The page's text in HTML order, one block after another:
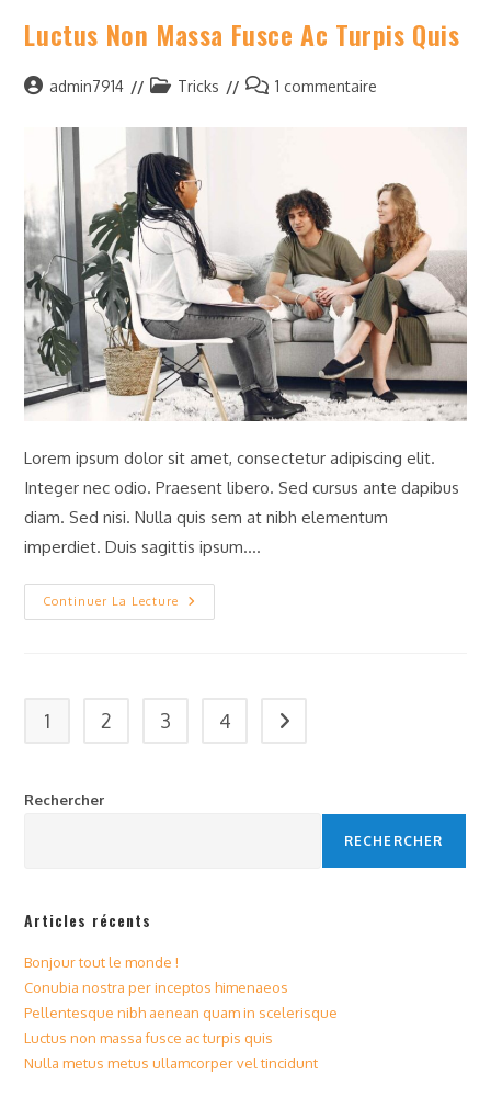
Luctus Non Massa Fusce Ac Turpis Quis
Auteur/autrice
publication :
admin7914
PostTricks
Commentaires
1 commentaire
Lorem ipsum dolor sit amet, consectetur adipiscing elit.
Integer nec odio. Praesent libero. Sed cursus ante dapibus
diam. Sed nisi. Nulla quis sem at nibh elementum
imperdiet. Duis sagittis ipsum.…
Continuer La Lecture
Luctus
Non
1 2 3 4 Aller à la page suivante
Rechercher
RECHERCHER
Articles récents
Bonjour tout le monde !
Conubia nostra per inceptos himenaeos
Pellentesque nibh aenean quam in scelerisque
Luctus non massa fusce ac turpis quis
Nulla metus metus ullamcorper vel tincidunt